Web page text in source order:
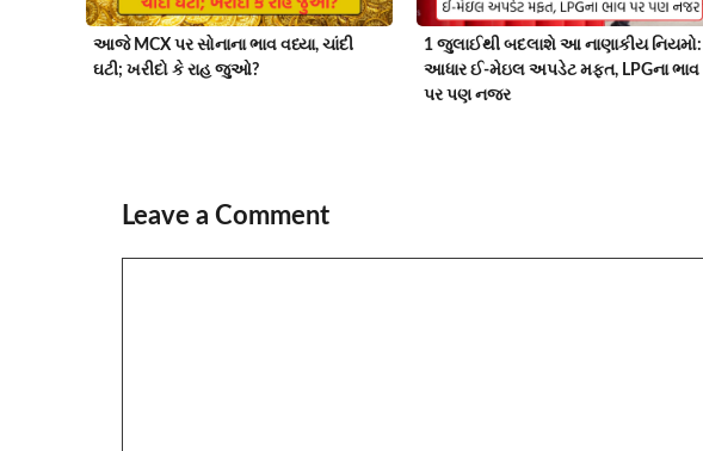
આજે MCX પર સોનાના ભાવ વધ્યા, ચાંદી
ઘટી; ખરીદો કે રાહ જુઓ?
1 જુલાઈથી બદલાશે આ નાણાકીય નિયમો:
આધાર ઈ-મેઇલ અપડેટ મફત, LPGના ભાવ
પર પણ નજર
Leave a Comment